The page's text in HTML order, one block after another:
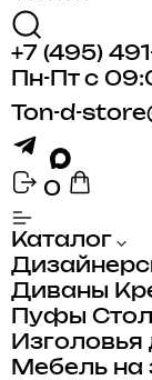
+7 (495)
Пн-Пт с
Ton-d-
0
Каталог
Диваны
Пуфы
Изголовья
Мебель на